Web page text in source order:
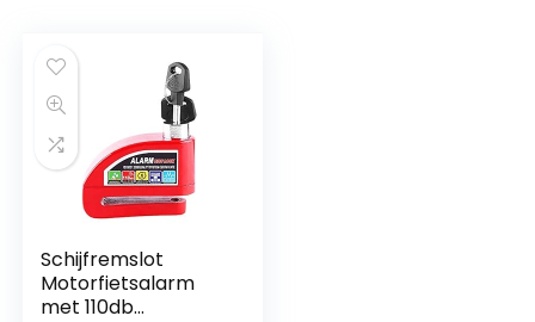
Schijfremslot
Motorfietsalarm
met 110db